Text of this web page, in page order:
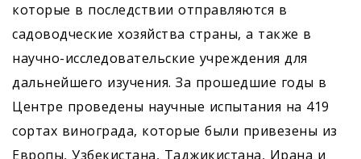
которые в последствии отправляются в
садоводческие хозяйства страны, а также в
научно-исследовательские учреждения для
дальнейшего изучения. За прошедшие годы в
Центре проведены научные испытания на 419
сортах винограда, которые были привезены из
Европы, Узбекистана, Таджикистана, Ирана и